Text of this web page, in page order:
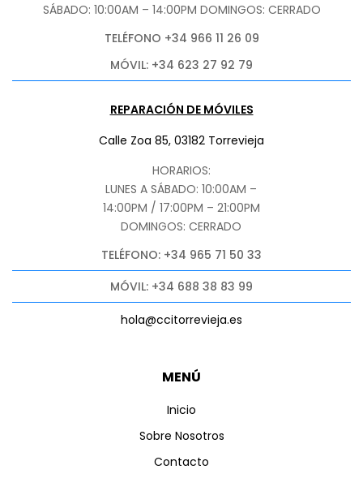
MENÚ
Inicio
Sobre Nosotros
Contacto
SÁBADO: 10:00AM – 14:00PM DOMINGOS: CERRADO
TELÉFONO +34 966 11 26 09
MÓVIL: +34 623 27 92 79
REPARACIÓN DE MÓVILES
Calle Zoa 85, 03182 Torrevieja
HORARIOS:
LUNES A SÁBADO: 10:00AM –
14:00PM / 17:00PM – 21:00PM
DOMINGOS: CERRADO
TELÉFONO: +34 965 71 50 33
MÓVIL: +34 688 38 83 99
hola@ccitorrevieja.es